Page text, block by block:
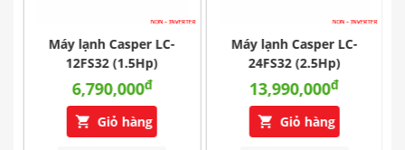
Máy lạnh Casper LC-
12FS32 (1.5Hp)
6,790,000đ
Giỏ hàng
Máy lạnh Casper LC-
24FS32 (2.5Hp)
13,990,000đ
Giỏ hàng